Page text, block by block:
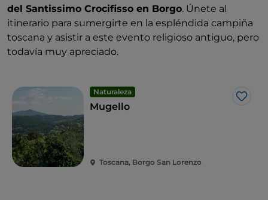
del Santissimo Crocifisso en Borgo. Únete al
itinerario para sumergirte en la espléndida campiña
toscana y asistir a este evento religioso antiguo, pero
todavía muy apreciado.
Naturaleza
Me
Mugello
Toscana, Borgo San Lorenzo